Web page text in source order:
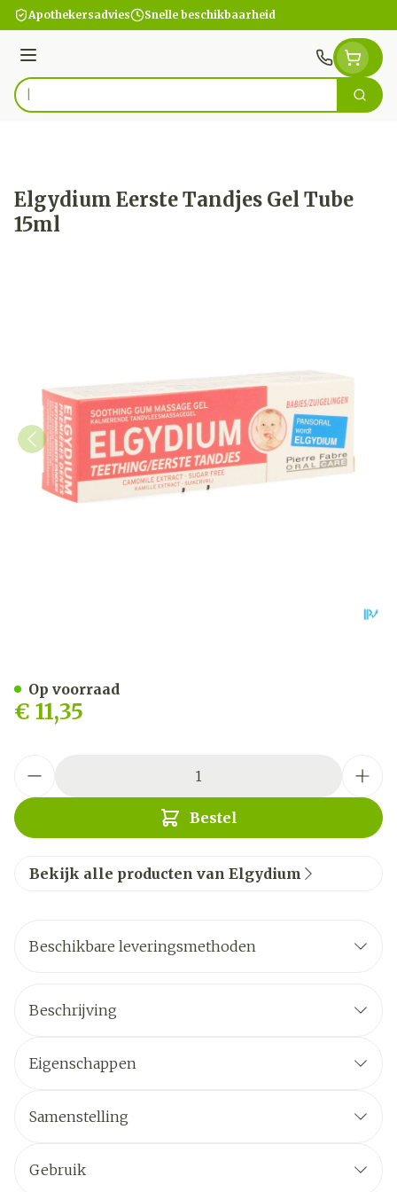
Ga naar de inhoud
Apothekersadvies Snelle beschikbaarheid
Menu
Product, merk, categorie... Zoek
Elgydium Eerste Tandjes Gel Tube
15ml
€ 11,35
Bestel
Op voorraad
Bekijk alle producten van Elgydium
Beschikbare leveringsmethoden
Beschrijving
Eigenschappen
Samenstelling
Gebruik